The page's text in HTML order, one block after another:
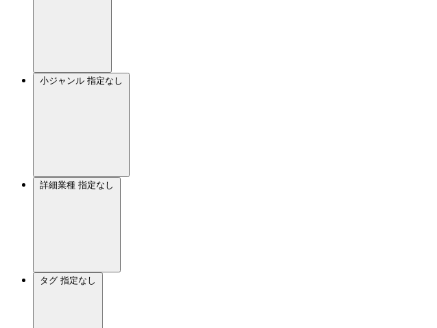
小ジャンル 指定なし
詳細業種 指定なし
タグ 指定なし